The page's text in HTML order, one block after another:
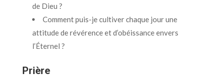
de Dieu ?
Comment puis-je cultiver chaque jour une
attitude de révérence et d’obéissance envers
l’Éternel ?
Prière